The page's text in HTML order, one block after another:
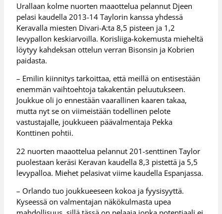
Urallaan kolme nuorten maaottelua pelannut Djeen
pelasi kaudella 2013-14 Taylorin kanssa yhdessä
Keravalla miesten Divari-A:ta 8,5 pisteen ja 1,2
levypallon keskiarvoilla. Korisliiga-kokemusta mieheltä
löytyy kahdeksan ottelun verran Bisonsin ja Kobrien
paidasta.
– Emilin kiinnitys tarkoittaa, että meillä on entisestään
enemmän vaihtoehtoja takakentän peluutukseen.
Joukkue oli jo ennestään vaarallinen kaaren takaa,
mutta nyt se on viimeistään todellinen pelote
vastustajalle, joukkueen päävalmentaja Pekka
Konttinen pohtii.
22 nuorten maaottelua pelannut 201-senttinen Taylor
puolestaan keräsi Keravan kaudella 8,3 pistettä ja 5,5
levypalloa. Miehet pelasivat viime kaudella Espanjassa.
– Orlando tuo joukkueeseen kokoa ja fyysisyyttä.
Kyseessä on valmentajan näkökulmasta upea